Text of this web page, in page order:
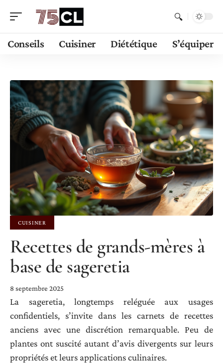
Conseils Cuisiner Diététique S’équiper
CUISINER
Recettes de grands-mères à
base de sageretia
8 septembre 2025
La sageretia, longtemps reléguée aux usages
confidentiels, s’invite dans les carnets de recettes
anciens avec une discrétion remarquable. Peu de
plantes ont suscité autant d’avis divergents sur leurs
propriétés et leurs applications culinaires.